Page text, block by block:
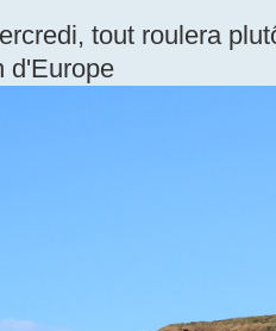
tout roulera
d'Europe